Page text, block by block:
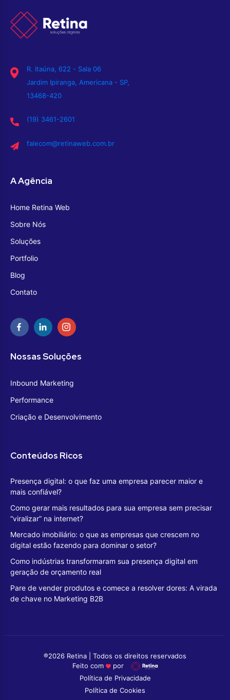
R. Itaúna, 622 - Sala 06
Jardim Ipiranga, Americana - SP,
13468-420
(19) 3461-2601
falecom@retinaweb.com.br
A Agência
Home Retina Web
Sobre Nós
Soluções
Portfolio
Blog
Contato
Nossas Soluções
Inbound Marketing
Performance
Criação e Desenvolvimento
Conteúdos Ricos
Presença digital: o que faz uma empresa parecer maior e
mais confiável?
Como gerar mais resultados para sua empresa sem precisar
“viralizar” na internet?
Mercado imobiliário: o que as empresas que crescem no
digital estão fazendo para dominar o setor?
Como indústrias transformaram sua presença digital em
geração de orçamento real
Pare de vender produtos e comece a resolver dores: A virada
de chave no Marketing B2B
®2026 Retina | Todos os direitos reservados
Feito com
por
Política de Privacidade
Política de Cookies